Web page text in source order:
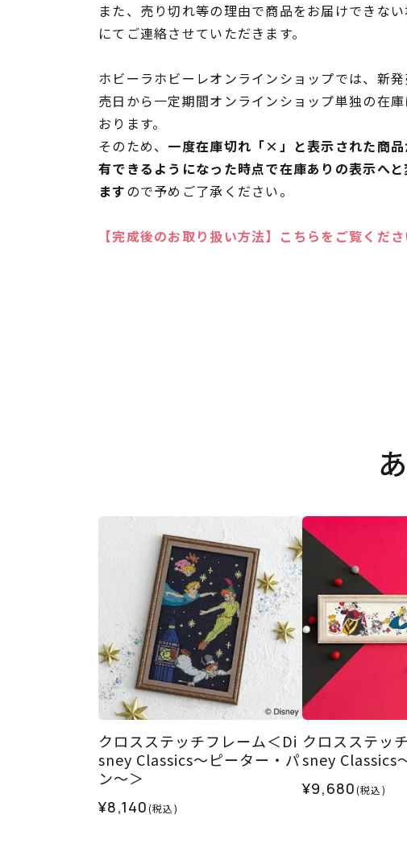
また、売り切れ等の理由で商品をお届けできな
にてご連絡させていただきます。
ホビーラホビーレオンラインショップでは、新
売日から一定期間オンラインショップ単独の在
おります。
そのため、 一度在庫切れ「×」と表示された商
有できるようになった時点で在庫ありの表示へ
ますので予めご了承ください。
【完成後のお取り扱い方法】こちらをご覧くださ
クロスステッチフレーム＜Di
sney Classics～ピーター・パ
ン～＞
¥8,140(税込)
クロスステッ
sney Classics
¥9,680(税込)